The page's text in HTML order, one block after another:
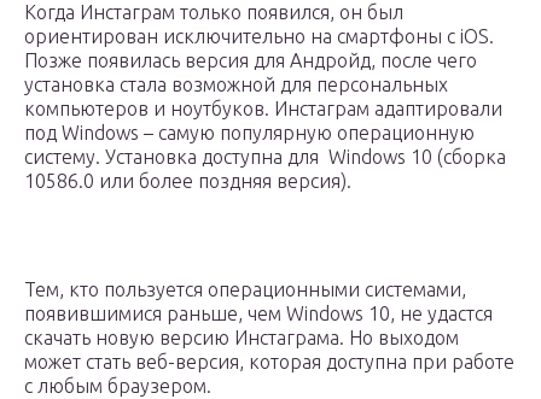
Когда Инстаграм только появился, он был
ориентирован исключительно на смартфоны с iOS.
Позже появилась версия для Андройд, после чего
установка стала возможной для персональных
компьютеров и ноутбуков. Инстаграм адаптировали
под Windows – самую популярную операционную
систему. Установка доступна для Windows 10 (сборка
10586.0 или более поздняя версия).
Тем, кто пользуется операционными системами,
появившимися раньше, чем Windows 10, не удастся
скачать новую версию Инстаграма. Но выходом
может стать веб-версия, которая доступна при работе
с любым браузером.